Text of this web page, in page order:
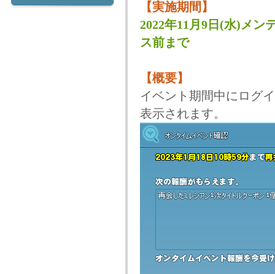
【実施期間】
2022年11月9日(水)メン
ス前まで
【概要】
イベント期間中にログ
表示されます。